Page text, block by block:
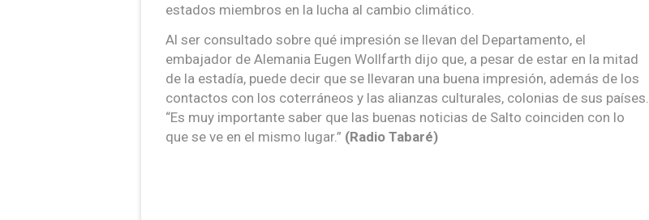
estados miembros en la lucha al cambio climático.
Al ser consultado sobre qué impresión se llevan del Departamento, el
embajador de Alemania Eugen Wollfarth dijo que, a pesar de estar en la mitad
de la estadía, puede decir que se llevaran una buena impresión, además de los
contactos con los coterráneos y las alianzas culturales, colonias de sus países.
“Es muy importante saber que las buenas noticias de Salto coinciden con lo
que se ve en el mismo lugar.” (Radio Tabaré)